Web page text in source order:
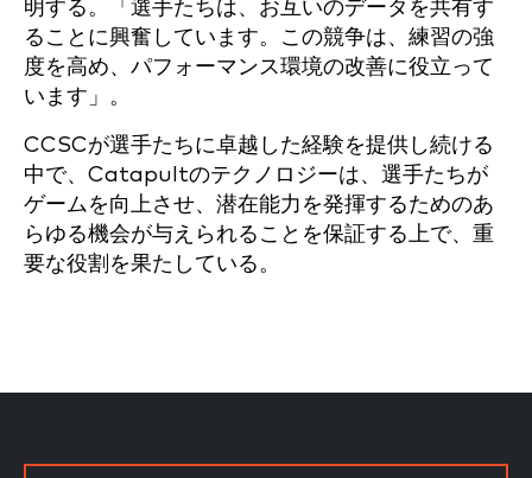
明する。「選手たちは、お互いのデータを共有す
ることに興奮しています。この競争は、練習の強
度を高め、パフォーマンス環境の改善に役立って
います」。
CCSCが選手たちに卓越した経験を提供し続ける
中で、Catapultのテクノロジーは、選手たちが
ゲームを向上させ、潜在能力を発揮するためのあ
らゆる機会が与えられることを保証する上で、重
要な役割を果たしている。